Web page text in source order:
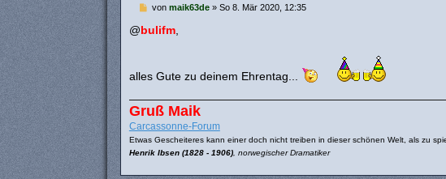
B
i
von maik63de» So 8. Mär 2020, 12:35
@bulifm,
alles Gute zu deinem Ehrentag...
Gruß Maik
Carcassonne-Forum
Etwas Gescheiteres kann einer doch nicht treiben in dieser schönen Welt, als zu
Henrik Ibsen (1828 - 1906), norwegischer Dramatiker